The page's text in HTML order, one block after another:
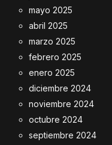
mayo 2025
abril 2025
marzo 2025
febrero 2025
enero 2025
diciembre 2024
noviembre 2024
octubre 2024
septiembre 2024